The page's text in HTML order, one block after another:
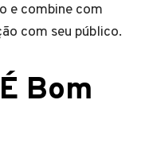
e combine com
com seu público.
Bom